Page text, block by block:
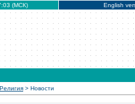
(МСК) English
Религия > Новости